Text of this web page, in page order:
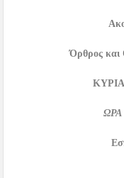
Όρθρος και
ΩΡΑ